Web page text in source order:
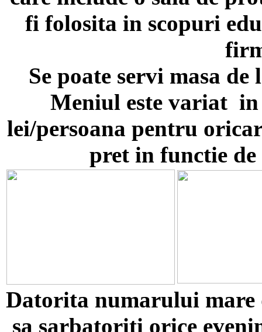
fi folosita in scopuri
Se poate servi masa
Meniul este variat in
lei/persoana pentru
pret in functie
Datorita numarului
sa sarbatoriti orice